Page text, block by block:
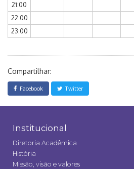
21:00
22:00
23:00
Compartilhar:
Facebook Twitter
Institucional
Diretoria Acadêmica
História
Missão, visão e valores